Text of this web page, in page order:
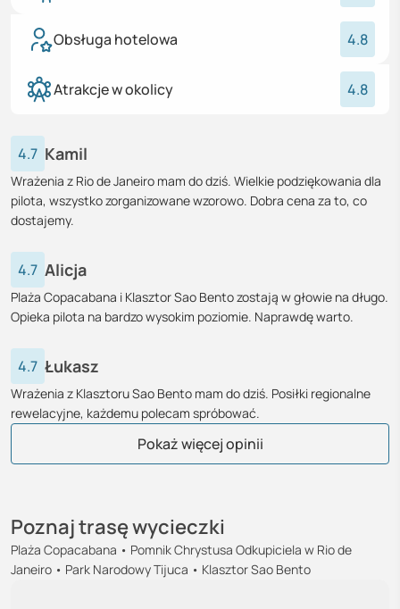
Obsługa hotelowa 4.8
Atrakcje w okolicy 4.8
4.7 Kamil
Wrażenia z Rio de Janeiro mam do dziś. Wielkie podziękowania dla
pilota, wszystko zorganizowane wzorowo. Dobra cena za to, co
dostajemy.
4.7 Alicja
Plaża Copacabana i Klasztor Sao Bento zostają w głowie na długo.
Opieka pilota na bardzo wysokim poziomie. Naprawdę warto.
4.7 Łukasz
Wrażenia z Klasztoru Sao Bento mam do dziś. Posiłki regionalne
rewelacyjne, każdemu polecam spróbować.
Pokaż więcej opinii
Poznaj trasę wycieczki
Plaża Copacabana • Pomnik Chrystusa Odkupiciela w Rio de
Janeiro • Park Narodowy Tijuca • Klasztor Sao Bento